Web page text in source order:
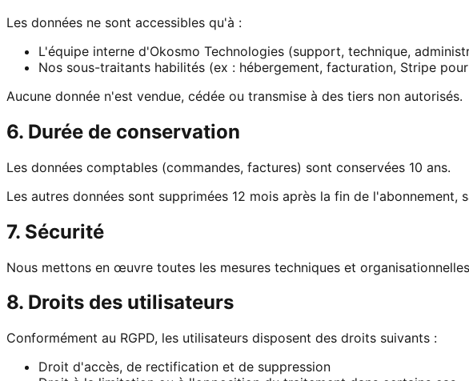
Les données ne sont accessibles qu'à :
L'équipe interne d'Okosmo Technologies (support, technique,
Nos sous-traitants habilités (ex : hébergement, facturation, Stripe
Aucune donnée n'est vendue, cédée ou transmise à des tiers non autorisés.
6. Durée de conservation
Les données comptables (commandes, factures) sont conservées 10 ans.
Les autres données sont supprimées 12 mois après la fin de l'abonnement,
7. Sécurité
Nous mettons en œuvre toutes les mesures techniques et
8. Droits des utilisateurs
Conformément au RGPD, les utilisateurs disposent des droits suivants :
Droit d'accès, de rectification et de suppression